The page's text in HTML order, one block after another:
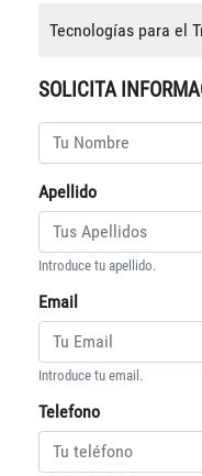
Tecnologías para el
SOLICITA
Apellido
Introduce tu apellido.
Email
Introduce tu email.
Telefono